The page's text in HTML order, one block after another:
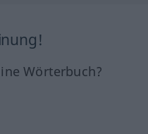
Wörterbuch?